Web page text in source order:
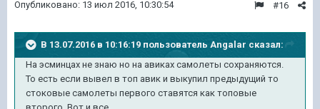
#16
Опубликовано: 13 июл 2016, 10:30:54
В 13.07.2016 в 10:16:19 пользователь Angalar сказал:
На эсминцах не знаю но на авиках самолеты сохраняются.
То есть если вывел в топ авик и выкупил предыдущий то
стоковые самолеты первого ставятся как топовые